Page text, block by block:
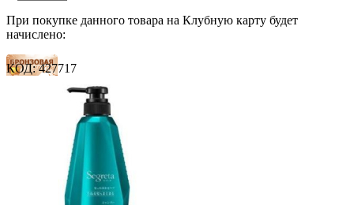
При покупке данного товара на Клубную карту будет
начислено:
18 баллов
31 балл
1 212.00
Р
за 1.00 мл

КОД: 427717